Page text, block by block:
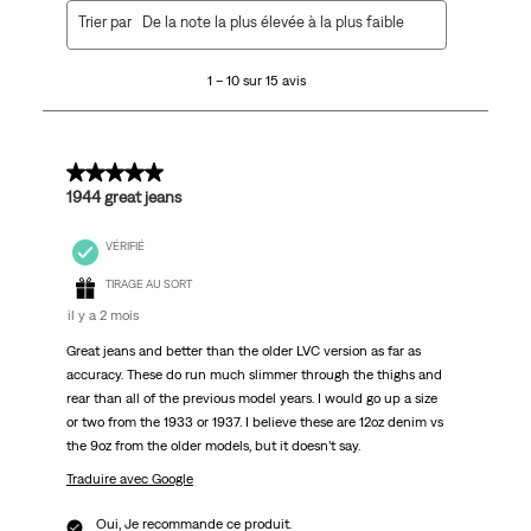
15
1 – 10 sur 15 avis
Trier par De la note la plus élevée à la plus faible
5 sur 5 étoiles.
1944 great jeans
VÉRIFIÉ
TIRAGE AU SORT
il y a 2 mois
Great jeans and better than the older LVC version as far as
accuracy. These do run much slimmer through the thighs and
rear than all of the previous model years. I would go up a size
or two from the 1933 or 1937. I believe these are 12oz denim vs
the 9oz from the older models, but it doesn’t say.
Traduire avec Google
Oui, Je recommande ce produit.